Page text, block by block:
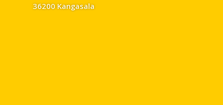
36200 Kangasala